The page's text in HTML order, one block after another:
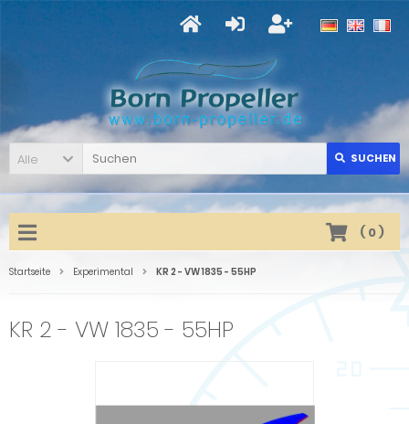
Alle SUCHEN
( 0)
Startseite Experimental KR 2 - VW 1835 - 55HP
KR 2 - VW 1835 - 55HP